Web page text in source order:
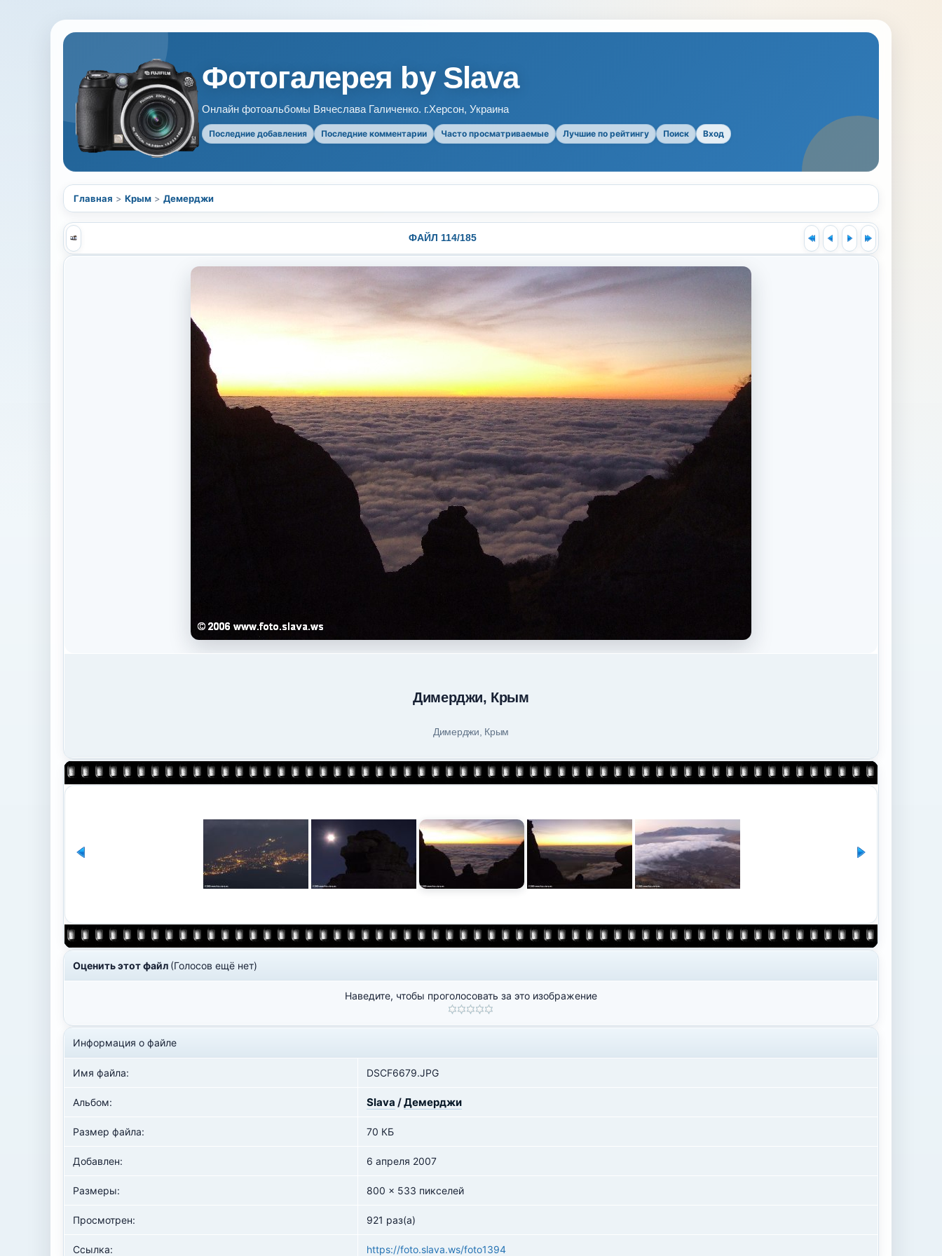
Фотогалерея by Slava
Онлайн фотоальбомы Вячеслава Галиченко. г.Херсон, Украина
Последние добавления Последние комментарии Часто просматриваемые Лучшие по рейтингу Поиск Вход
Главная > Крым > Демерджи
ФАЙЛ 114/185
Димерджи, Крым
Димерджи, Крым
Оценить этот файл (Голосов ещё нет)
Наведите, чтобы проголосовать за это изображение
Информация о файле
Имя файла: DSCF6679.JPG
Альбом: Slava /Демерджи
Размер файла: 70 КБ
Добавлен: 6 апреля 2007
Размеры: 800 x 533 пикселей
Просмотрен: 921 раз(а)
Ссылка: https://foto.slava.ws/foto1394